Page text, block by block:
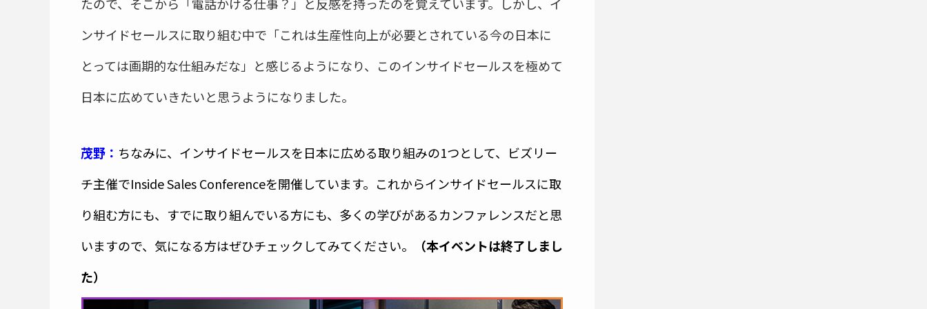
ンサイドセールスに取り組む中で「これは生産性向上が必要とされている今の日本に
とっては画期的な仕組みだな」と感じるようになり、このインサイドセールスを極めて
日本に広めていきたいと思うようになりました。
茂野： ちなみに、インサイドセールスを日本に広める取り組みの1つとして、ビズリー
チ主催でInside Sales Conferenceを開催しています。これからインサイドセールスに取
り組む方にも、すでに取り組んでいる方にも、多くの学びがあるカンファレンスだと思
いますので、気になる方はぜひチェックしてみてください。
（本イベントは終了しまし
た）